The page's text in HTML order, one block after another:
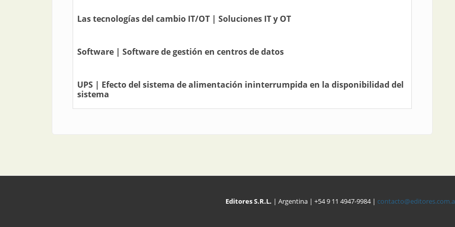
Las tecnologías del cambio IT/OT | Soluciones IT y OT
Software | Software de gestión en centros de datos
UPS | Efecto del sistema de alimentación ininterrumpida en la disponibilidad del
sistema
Editores S.R.L. | Argentina | +54 9 11 4947-9984 |